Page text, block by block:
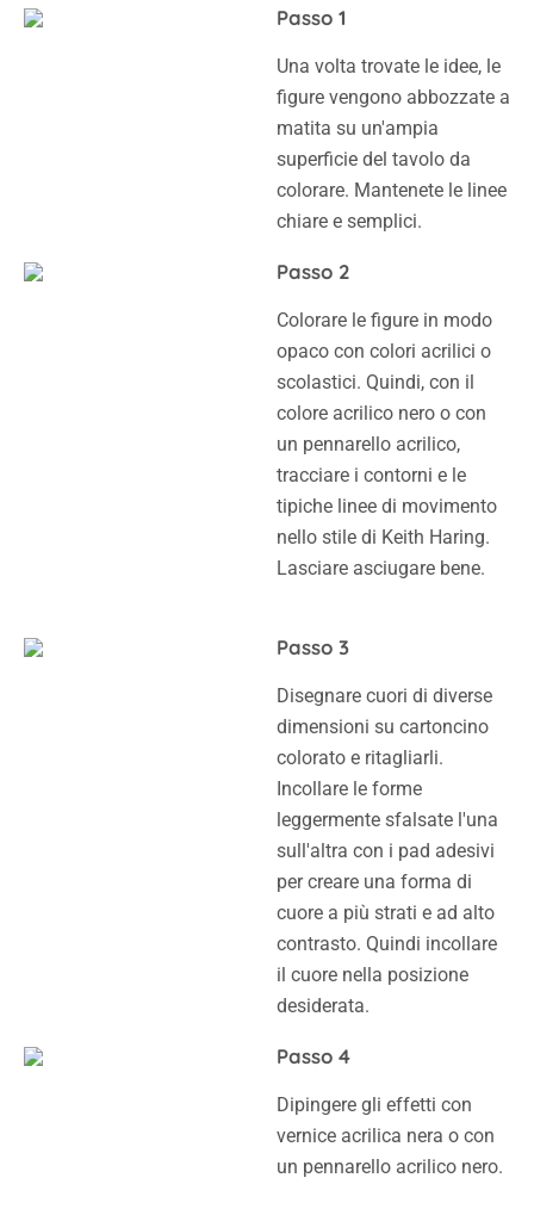
Passo 1
Una volta trovate le idee, le
figure vengono abbozzate a
matita su un'ampia
superficie del tavolo da
colorare. Mantenete le linee
chiare e semplici.
Passo 2
Colorare le figure in modo
opaco con colori acrilici o
scolastici. Quindi, con il
colore acrilico nero o con
un pennarello acrilico,
tracciare i contorni e le
tipiche linee di movimento
nello stile di Keith Haring.
Lasciare asciugare bene.
Passo 3
Disegnare cuori di diverse
dimensioni su cartoncino
colorato e ritagliarli.
Incollare le forme
leggermente sfalsate l'una
sull'altra con i pad adesivi
per creare una forma di
cuore a più strati e ad alto
contrasto. Quindi incollare
il cuore nella posizione
desiderata.
Passo 4
Dipingere gli effetti con
vernice acrilica nera o con
un pennarello acrilico nero.